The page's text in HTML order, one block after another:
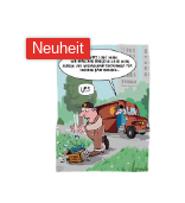
Neuheit